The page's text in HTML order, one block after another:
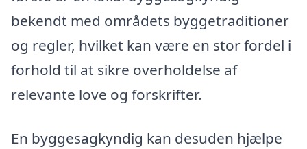
bekendt med områdets byggetraditioner
og regler, hvilket kan være en stor fordel i
forhold til at sikre overholdelse af
relevante love og forskrifter.
En byggesagkyndig kan desuden hjælpe